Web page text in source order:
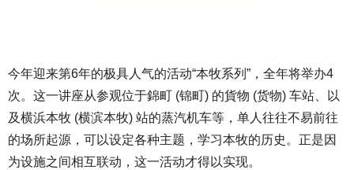
今年迎来第6年的极具人气的活动“本牧系列”，全年将举办4
次。这一讲座从参观位于錦町 (锦町) 的貨物 (货物) 车站、以
及横浜本牧 (横滨本牧) 站的蒸汽机车等，单人往往不易前往
的场所起源，可以设定各种主题，学习本牧的历史。正是因
为设施之间相互联动，这一活动才得以实现。